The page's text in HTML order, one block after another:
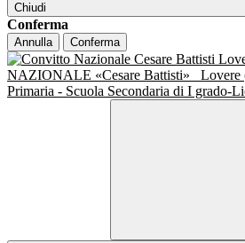
Chiudi
Conferma
Annulla Conferma
NAZIONALE «Cesare Battisti»
Lovere
Primaria - Scuola Secondaria di I grado-